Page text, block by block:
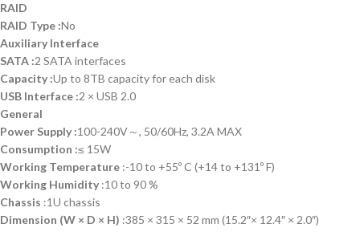
RAID
RAID Type :No
Auxiliary Interface
SATA :2 SATA interfaces
Capacity :Up to 8TB capacity for each disk
USB Interface :2 × USB 2.0
General
Power Supply :100-240V～, 50/60Hz, 3.2A MAX
Consumption :≤ 15W
Working Temperature :-10 to +55º C (+14 to +131º F)
Working Humidity :10 to 90 %
Chassis :1U chassis
Dimension (W × D × H) :385 × 315 × 52 mm (15.2″× 12.4″ × 2.0″)